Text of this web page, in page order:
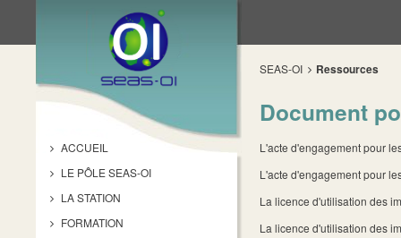
ACCUEIL
LE PÔLE SEAS-OI
LA STATION
FORMATION
SEAS-OI Ressources
Document
L'acte d'engagement pour
L'acte d'engagement pour
La licence d'utilisation des
La licence d'utilisation des